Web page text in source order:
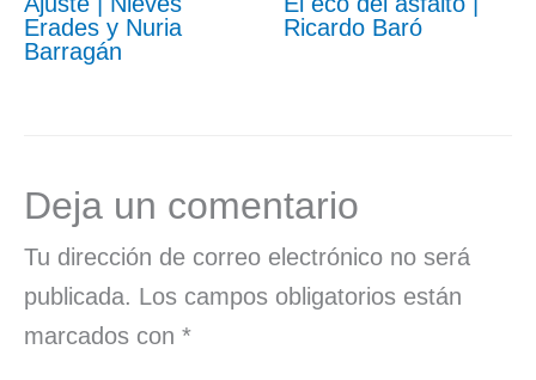
Erades y Nuria
Barragán
Ricardo Baró
Deja un comentario
Tu dirección de correo electrónico no será
publicada. Los campos obligatorios están
marcados con *